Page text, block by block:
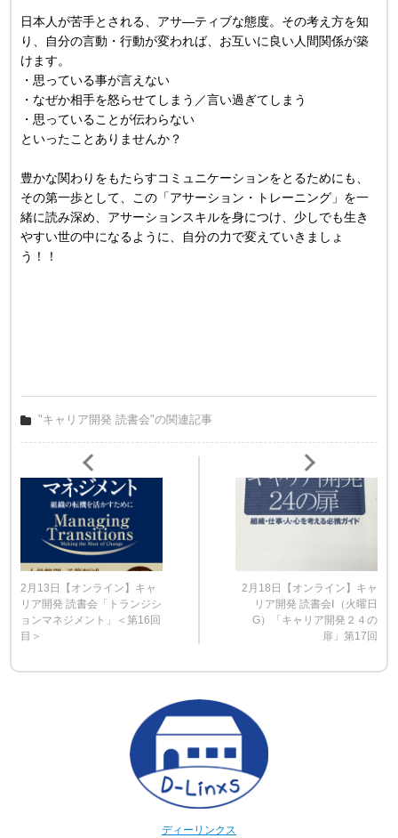
日本人が苦手とされる、アサ―ティブな態度。その考え方を知
り、自分の言動・行動が変われば、お互いに良い人間関係が築
けます。
・思っている事が言えない
・なぜか相手を怒らせてしまう／言い過ぎてしまう
・思っていることが伝わらない
といったことありませんか？
豊かな関わりをもたらすコミュニケーションをとるためにも、
その第一歩として、この「アサーション・トレーニング」を一
緒に読み深め、アサーションスキルを身につけ、少しでも生き
やすい世の中になるように、自分の力で変えていきましょ
う！！
"キャリア開発 読書会"の関連記事
2月13日【オンライン】キャ
リア開発 読書会「トランジシ
ョンマネジメント」＜第16回
目＞
2月18日【オンライン】キャ
リア開発 読書会Ⅰ（火曜日
G）「キャリア開発２４の
扉」第17回
ディーリンクス